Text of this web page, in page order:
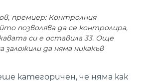
премиер: Контролния
позволява да се контролира,
си е оставила 33. Още
заложили да няма никакъв
категоричен, че няма как